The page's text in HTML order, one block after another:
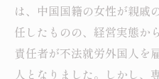
は、中国国籍の女性が親戚
任したものの、経営実態か
責任者が不法就労外国人を
人となりました。しかし、